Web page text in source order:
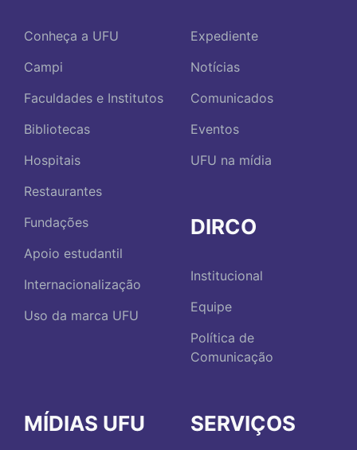
Conheça a UFU
Campi
Faculdades e Institutos
Bibliotecas
Hospitais
Restaurantes
Fundações
Apoio estudantil
Internacionalização
Uso da marca UFU
Expediente
Notícias
Comunicados
Eventos
UFU na mídia
DIRCO
Institucional
Equipe
Política de
Comunicação
MÍDIAS UFU SERVIÇOS